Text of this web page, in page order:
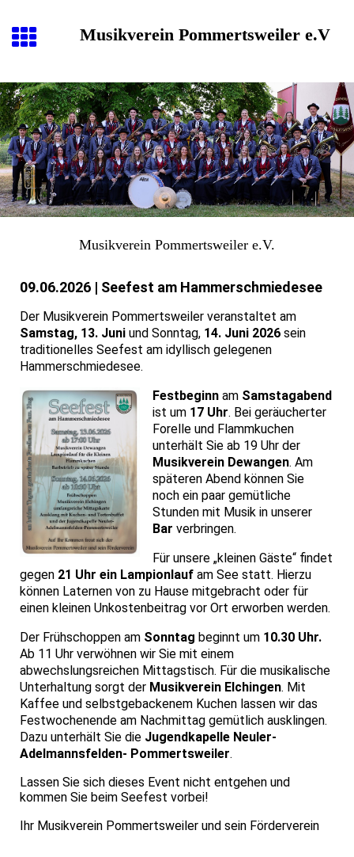
Musikverein Pommertsweiler e.V
Musikverein Pommertsweiler e.V.
09.06.2026 | Seefest am Hammerschmiedesee
Der Musikverein Pommertsweiler veranstaltet am
Samstag, 13. Juni und Sonntag, 14. Juni 2026 sein
traditionelles Seefest am idyllisch gelegenen
Hammerschmiedesee.
Festbeginn am Samstagabend
ist um 17 Uhr. Bei geräucherter
Forelle und Flammkuchen
unterhält Sie ab 19 Uhr der
Musikverein Dewangen. Am
späteren Abend können Sie
noch ein paar gemütliche
Stunden mit Musik in unserer
Bar verbringen.
Für unsere „kleinen Gäste“ findet
gegen 21 Uhr ein Lampionlauf am See statt. Hierzu
können Laternen von zu Hause mitgebracht oder für
einen kleinen Unkostenbeitrag vor Ort erworben werden.
Der Frühschoppen am Sonntag beginnt um 10.30 Uhr.
Ab 11 Uhr verwöhnen wir Sie mit einem
abwechslungsreichen Mittagstisch. Für die musikalische
Unterhaltung sorgt der Musikverein Elchingen. Mit
Kaffee und selbstgebackenem Kuchen lassen wir das
Festwochenende am Nachmittag gemütlich ausklingen.
Dazu unterhält Sie die Jugendkapelle Neuler-
Adelmannsfelden- Pommertsweiler.
Lassen Sie sich dieses Event nicht entgehen und
kommen Sie beim Seefest vorbei!
Ihr Musikverein Pommertsweiler und sein Förderverein